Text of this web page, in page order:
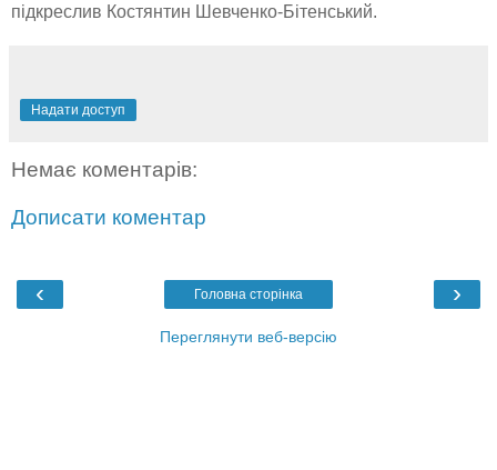
підкреслив Костянтин Шевченко-Бітенський.
Надати доступ
Немає коментарів:
Дописати коментар
‹ ›
Головна сторінка
Переглянути веб-версію